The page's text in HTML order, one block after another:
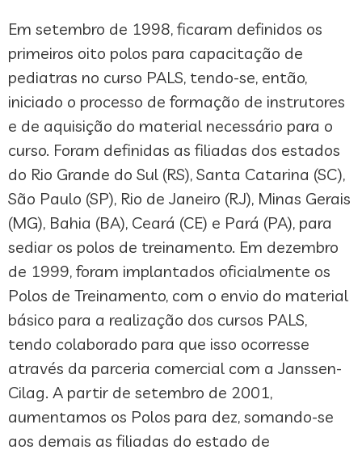
Em setembro de 1998, ficaram definidos os
primeiros oito polos para capacitação de
pediatras no curso PALS, tendo-se, então,
iniciado o processo de formação de instrutores
e de aquisição do material necessário para o
curso. Foram definidas as filiadas dos estados
do Rio Grande do Sul (RS), Santa Catarina (SC),
São Paulo (SP), Rio de Janeiro (RJ), Minas Gerais
(MG), Bahia (BA), Ceará (CE) e Pará (PA), para
sediar os polos de treinamento. Em dezembro
de 1999, foram implantados oficialmente os
Polos de Treinamento, com o envio do material
básico para a realização dos cursos PALS,
tendo colaborado para que isso ocorresse
através da parceria comercial com a Janssen-
Cilag. A partir de setembro de 2001,
aumentamos os Polos para dez, somando-se
aos demais as filiadas do estado de